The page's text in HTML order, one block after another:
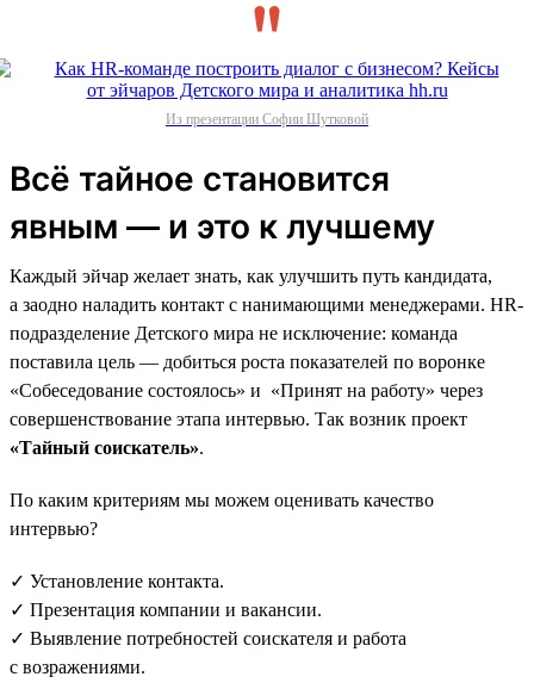
Из презентации Софии Шутковой
Всё тайное становится
явным — и это к лучшему
Каждый эйчар желает знать, как улучшить путь кандидата,
а заодно наладить контакт с нанимающими менеджерами. HR-
подразделение Детского мира не исключение: команда
поставила цель — добиться роста показателей по воронке
«Собеседование состоялось» и «Принят на работу» через
совершенствование этапа интервью. Так возник проект
«Тайный соискатель».
По каким критериям мы можем оценивать качество
интервью?
✓ Установление контакта.
✓ Презентация компании и вакансии.
✓ Выявление потребностей соискателя и работа
с возражениями.